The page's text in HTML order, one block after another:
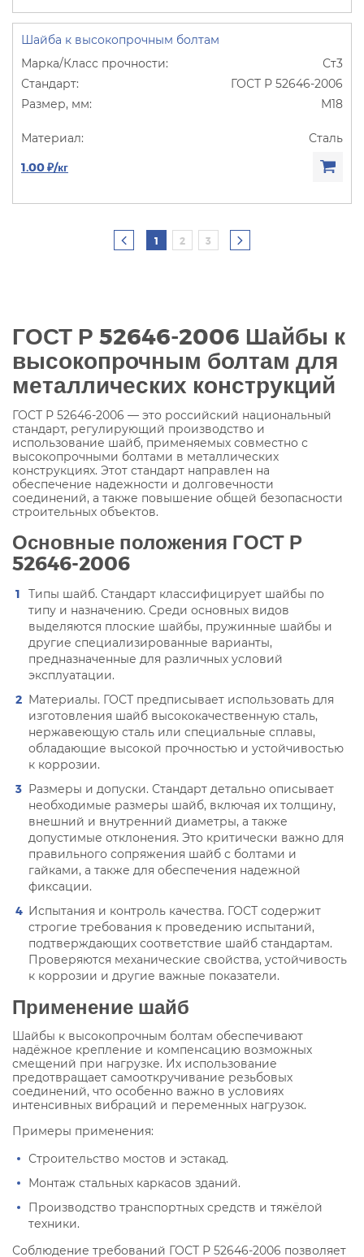
Шайба к высокопрочным болтам
Ст3
ГОСТ Р 52646-2006
М18
Сталь
1.00 ₽/кг
1 2 3
ГОСТ Р 52646-2006 Шайбы к
высокопрочным болтам для
металлических конструкций
ГОСТ Р 52646-2006 — это российский национальный
стандарт, регулирующий производство и
использование шайб, применяемых совместно с
высокопрочными болтами в металлических
конструкциях. Этот стандарт направлен на
обеспечение надежности и долговечности
соединений, а также повышение общей безопасности
строительных объектов.
Основные положения ГОСТ Р
52646-2006
Типы шайб. Стандарт классифицирует шайбы по
типу и назначению. Среди основных видов
выделяются плоские шайбы, пружинные шайбы и
другие специализированные варианты,
предназначенные для различных условий
эксплуатации.
Материалы. ГОСТ предписывает использовать для
изготовления шайб высококачественную сталь,
нержавеющую сталь или специальные сплавы,
обладающие высокой прочностью и устойчивостью
к коррозии.
Размеры и допуски. Стандарт детально описывает
необходимые размеры шайб, включая их толщину,
внешний и внутренний диаметры, а также
допустимые отклонения. Это критически важно для
правильного сопряжения шайб с болтами и
гайками, а также для обеспечения надежной
фиксации.
Испытания и контроль качества. ГОСТ содержит
строгие требования к проведению испытаний,
подтверждающих соответствие шайб стандартам.
Проверяются механические свойства, устойчивость
к коррозии и другие важные показатели.
Применение шайб
Шайбы к высокопрочным болтам обеспечивают
надёжное крепление и компенсацию возможных
смещений при нагрузке. Их использование
предотвращает самооткручивание резьбовых
соединений, что особенно важно в условиях
интенсивных вибраций и переменных нагрузок.
Примеры применения:
Строительство мостов и эстакад.
Монтаж стальных каркасов зданий.
Производство транспортных средств и тяжёлой
техники.
Соблюдение требований ГОСТ Р 52646-2006 позволяет